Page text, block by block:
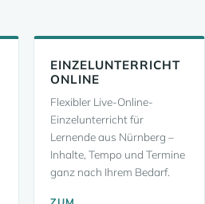
EINZELUNTERRICHT
ONLINE
Flexibler Live-Online-
Einzelunterricht für
Lernende aus Nürnberg –
Inhalte, Tempo und Termine
ganz nach Ihrem Bedarf.